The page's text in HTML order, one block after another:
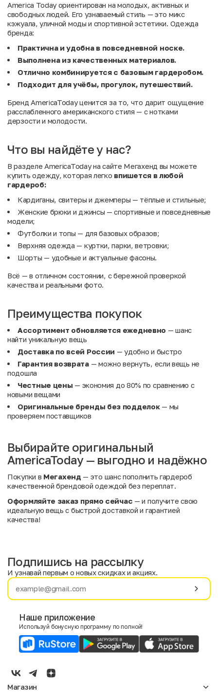
America Today ориентирован на молодых, активных и
свободных людей. Его узнаваемый стиль — это микс
кэжуала, уличной моды и спортивной эстетики. Одежда
бренда:
Практична и удобна в повседневной носке.
Выполнена из качественных материалов.
Отлично комбинируется с базовым гардеробом.
Подходит для учёбы, прогулок, путешествий.
Бренд AmericaToday ценится за то, что дарит ощущение
расслабленного американского стиля — с нотками
дерзости и молодости.
Что вы найдёте у нас?
В разделе AmericaToday на сайте Мегахенд вы можете
купить одежду, которая легко впишется в любой
гардероб:
Кардиганы, свитеры и джемперы — тёплые и стильные;
Женские брюки и джинсы — спортивные и повседневные
модели;
Футболки и топы — для базовых образов;
Верхняя одежда — куртки, парки, ветровки;
Шорты — удобные и актуальные фасоны.
Всё — в отличном состоянии, с бережной проверкой
качества и реальными фото.
Преимущества покупок
Ассортимент обновляется ежедневно — шанс
найти уникальную вещь
Доставка по всей России — удобно и быстро
Гарантия возврата— можно вернуть, если вещь не
подошла
Честные цены — экономия до 80% по сравнению с
новыми вещами
Оригинальные бренды без подделок— мы
проверяем поставщиков
Выбирайте оригинальный
AmericaToday — выгодно и надёжно
Покупки в Мегахенд — это шанс пополнить гардероб
качественной брендовой одеждой без переплат.
Оформляйте заказ прямо сейчас — и получите свою
идеальную вещь с быстрой доставкой и гарантией
качества!
Имя
E-mail
Мужской
Подпишись на рассылку
И узнавай первым о новых скидках и акциях.
Наше приложение
Используй бонусную программу по полной!
Магазин